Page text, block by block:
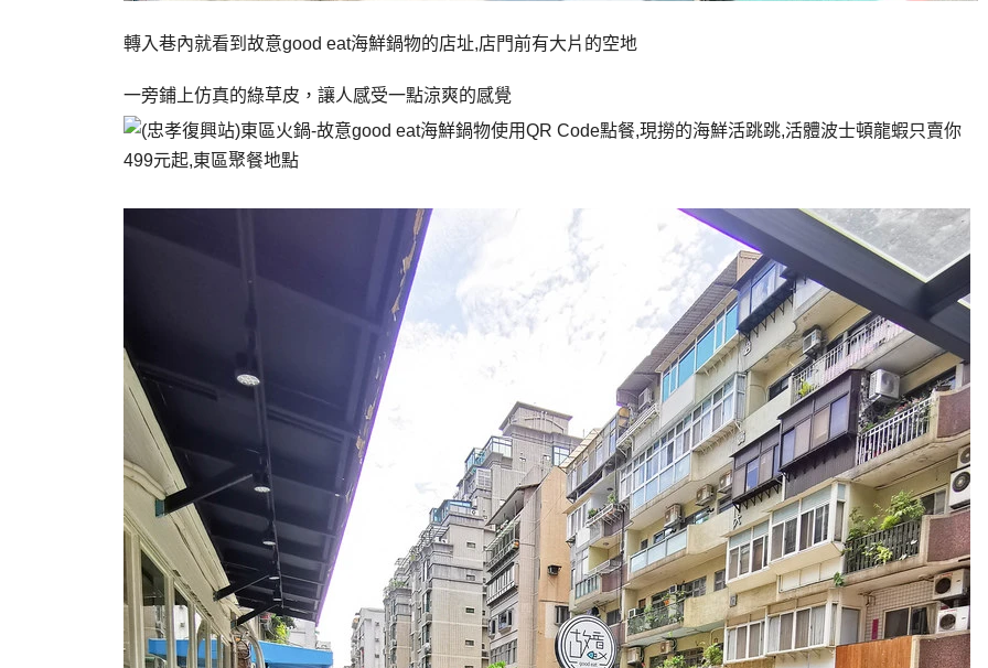
轉入巷內就看到故意good eat海鮮鍋物的店址,店門前有大片的空地
一旁鋪上仿真的綠草皮，讓人感受一點涼爽的感覺